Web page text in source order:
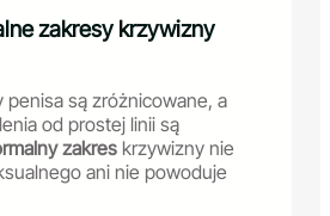
zakresy krzywizny
penisa są zróżnicowane, a
od prostej linii są
zakres krzywizny nie
ani nie powoduje